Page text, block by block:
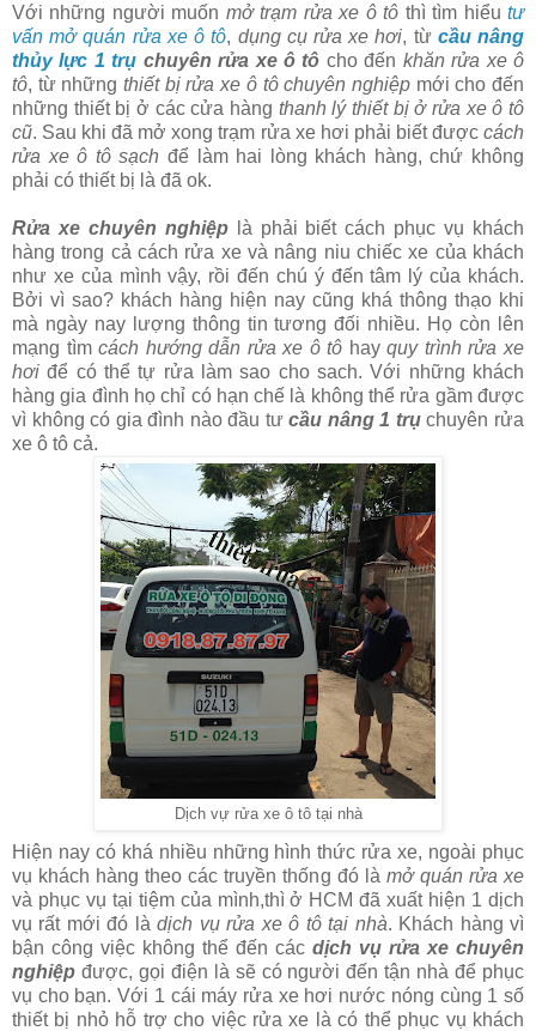
Với những người muốn mở trạm rửa xe ô tô thì tìm hiểutư
vấn mở quán rửa xe ô tô, dụng cụ rửa xe hơi, từ cầu nâng
thủy lực 1 trụ chuyên rửa xe ô tô cho đến khăn rửa xe ô
tô, từ nhữngthiết bị rửa xe ô tô chuyên nghiệp mới cho đến
những thiết bị ở các cửa hàng thanh lý thiết bị ở rửa xe ô tô
cũ. Sau khi đã mở xong trạm rửa xe hơi phải biết được cách
rửa xe ô tô sạch để làm hai lòng khách hàng, chứ không
phải có thiết bị là đã ok.
Rửa xe chuyên nghiệplà phải biết cách phục vụ khách
hàng trong cả cách rửa xe và nâng niu chiếc xe của khách
như xe của mình vậy, rồi đến chú ý đến tâm lý của khách.
Bởi vì sao? khách hàng hiện nay cũng khá thông thạo khi
mà ngày nay lượng thông tin tương đối nhiều. Họ còn lên
mạng tìmcách hướng dẫn rửa xe ô tô hayquy trình rửa xe
hơi để có thể tự rửa làm sao cho sach. Với những khách
hàng gia đình họ chỉ có hạn chế là không thể rửa gầm được
vì không có gia đình nào đầu tưcầu nâng 1 trụchuyên rửa
xe ô tô cả.
Dịch vự rửa xe ô tô tại nhà
Hiện nay có khá nhiều những hình thức rửa xe, ngoài phục
vụ khách hàng theo các truyền thống đó là mở quán rửa xe
và phục vụ tại tiệm của mình,thì ở HCM đã xuất hiện 1 dịch
vụ rất mới đó làdịch vụ rửa xe ô tô tại nhà. Khách hàng vì
bận công việc không thể đến các dịch vụ rửa xe chuyên
nghiệp được, gọi điện là sẽ có người đến tận nhà để phục
vụ cho bạn. Với 1 cái máy rửa xe hơi nước nóng cùng 1 số
thiết bị nhỏ hỗ trợ cho việc rửa xe là có thể phục vụ khách